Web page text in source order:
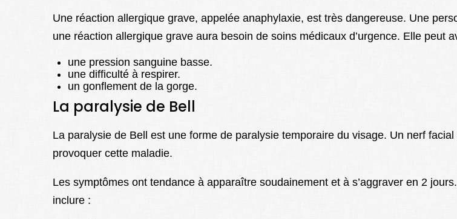
Une réaction allergique grave, appelée anaphylaxie, est très dangereuse. Une
une réaction allergique grave aura besoin de soins médicaux d’urgence. Elle peut
une pression sanguine basse.
une difficulté à respirer.
un gonflement de la gorge.
La paralysie de Bell
La paralysie de Bell est une forme de paralysie temporaire du visage. Un nerf
provoquer cette maladie.
Les symptômes ont tendance à apparaître soudainement et à s’aggraver en 2
inclure :